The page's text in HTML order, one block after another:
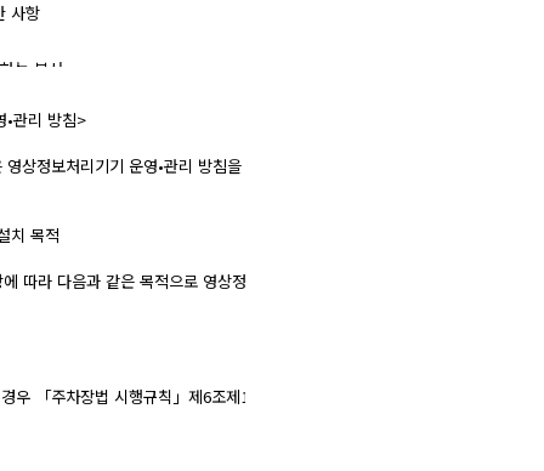
사항
는 부서
한 사항
활 한 의사소통 경로의 확보, 새로운 서비스 및 행사정보 등의 안내.
•관리 방침>
상정보처리기기 운영•관리 방침을 통해 본 원에서 처리하는 영상정보가 어떠
치 목적
따라 다음과 같은 목적으로 영상정보처리기기를 설치•운영 합니다.
「주차장법 시행규칙」제6조제1항을 근거로 설치•운영 가능